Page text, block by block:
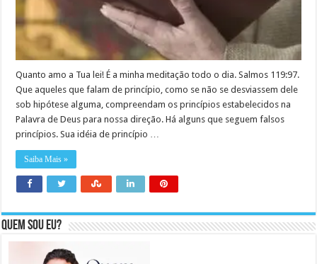
Quanto amo a Tua lei! É a minha meditação todo o dia. Salmos 119:97.
Que aqueles que falam de princípio, como se não se desviassem dele
sob hipótese alguma, compreendam os princípios estabelecidos na
Palavra de Deus para nossa direção. Há alguns que seguem falsos
princípios. Sua idéia de princípio …
Saiba Mais »
Quem sou eu?